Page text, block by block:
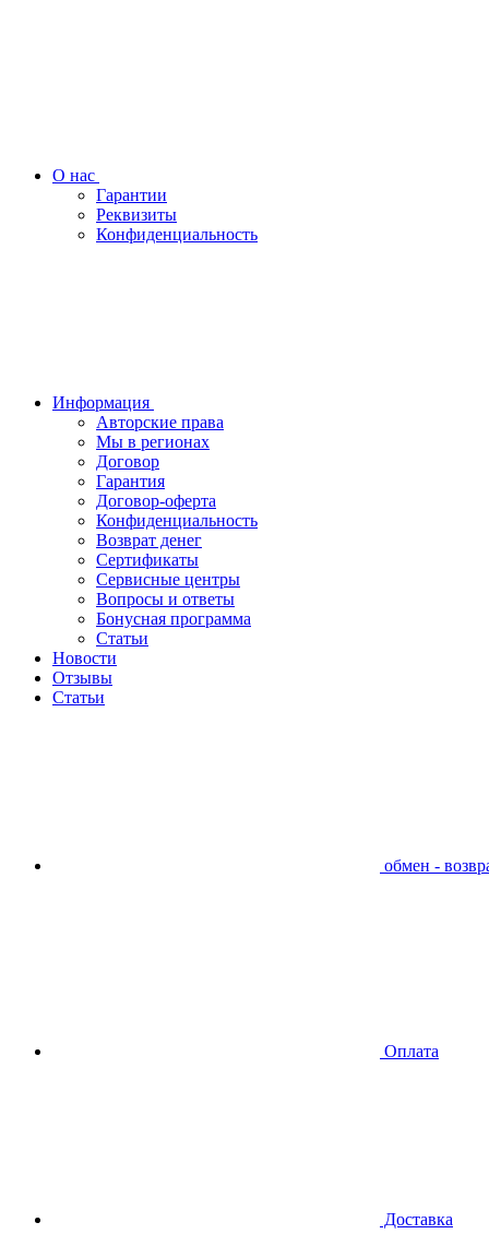
О нас
Гарантии
Реквизиты
Конфиденциальность
Информация
Авторские права
Мы в регионах
Договор
Гарантия
Договор-оферта
Конфиденциальность
Возврат денег
Сертификаты
Сервисные центры
Вопросы и ответы
Бонусная программа
Статьи
Новости
Отзывы
Статьи
обмен -
Оплата
Доставка